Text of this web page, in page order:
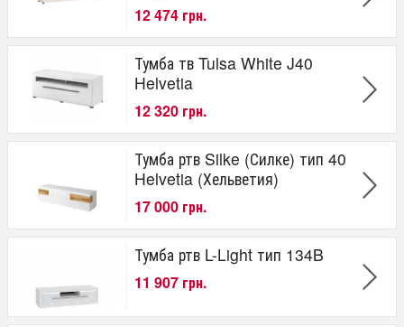
12 474 грн.
Тумба тв Tulsa White J40
Helvetia
12 320 грн.
Тумба ртв Silke (Силке) тип 40
Helvetia (Хельветия)
17 000 грн.
Тумба ртв L-Light тип 134B
11 907 грн.